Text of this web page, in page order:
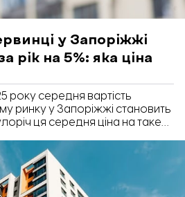
у Запоріжжі
рік на 5%: яка ціна
року середня вартість
ринку у Запоріжжі становить
ця середня ціна на таке
з посиланням на аналітику з